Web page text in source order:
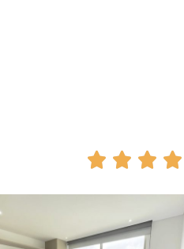
   